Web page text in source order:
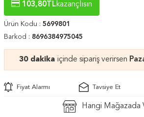
103,80 TLkazançlısın
Ürün Kodu : 5699801
Barkod : 8696384975045
30 dakika içinde sipariş verirsen
Fiyat Alarmı Tavsiye Et
Hangi Mağazada